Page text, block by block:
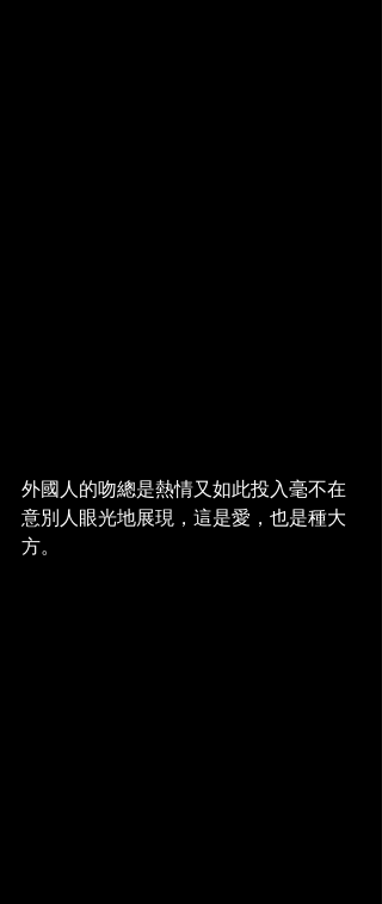
外國人的吻總是熱情又如此投入毫不在
意別人眼光地展現，這是愛，也是種大
方。